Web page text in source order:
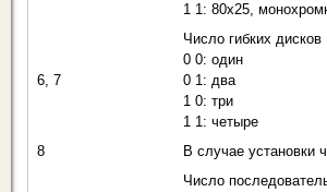
1 1: 80x25,
6, 7
Число гибких дисков
0 0: один
0 1: два
1 0: три
1 1: четыре
8
В случае
Число